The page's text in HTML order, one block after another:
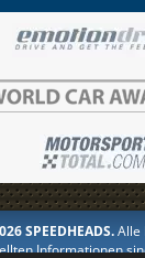
SPEEDHEADS.Alle
Informationen